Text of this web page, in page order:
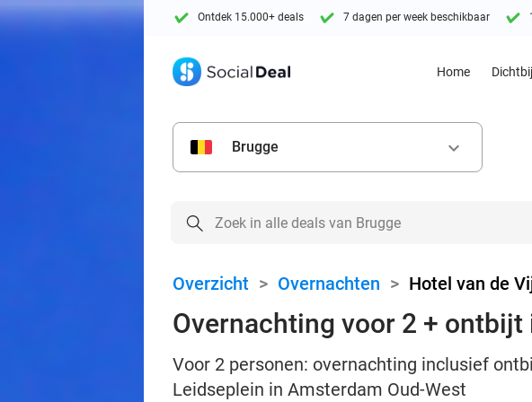
Ontdek 15.000+ deals 7 dagen per week beschikbaar
Home Dichtbij
Brugge keyboard_arrow_down
Overzicht > Overnachten > Hotel van de
Overnachting voor 2 + ontbijt
Voor 2 personen: overnachting inclusief
Leidseplein in Amsterdam Oud-West